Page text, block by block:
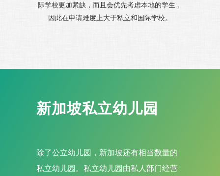
际学校更加紧缺，而且会优先考虑本地的学生，
因此在申请难度上大于私立和国际学校。
新加坡私立幼儿园
除了公立幼儿园，新加坡还有相当数量的
私立幼儿园。私立幼儿园由私人部门经营